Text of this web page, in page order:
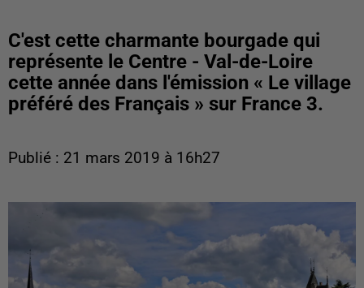
C'est cette charmante bourgade qui
représente le Centre - Val-de-Loire
cette année dans l'émission « Le village
préféré des Français » sur France 3.
Publié : 21 mars 2019 à 16h27